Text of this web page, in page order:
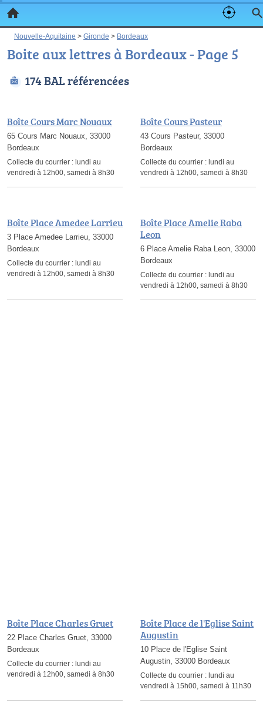
Nouvelle-Aquitaine > Gironde > Bordeaux
Boite aux lettres à Bordeaux - Page 5
174 BAL référencées
Boîte Cours Marc Nouaux
65 Cours Marc Nouaux, 33000
Bordeaux
Collecte du courrier : lundi au
vendredi à 12h00, samedi à 8h30
Boîte Cours Pasteur
43 Cours Pasteur, 33000
Bordeaux
Collecte du courrier : lundi au
vendredi à 12h00, samedi à 8h30
Boîte Place Amedee Larrieu
3 Place Amedee Larrieu, 33000
Bordeaux
Collecte du courrier : lundi au
vendredi à 12h00, samedi à 8h30
Boîte Place Amelie Raba
Leon
6 Place Amelie Raba Leon, 33000
Bordeaux
Collecte du courrier : lundi au
vendredi à 12h00, samedi à 8h30
Boîte Place Charles Gruet
22 Place Charles Gruet, 33000
Bordeaux
Collecte du courrier : lundi au
vendredi à 12h00, samedi à 8h30
Boîte Place de l'Eglise Saint
Augustin
10 Place de l'Eglise Saint
Augustin, 33000 Bordeaux
Collecte du courrier : lundi au
vendredi à 15h00, samedi à 11h30